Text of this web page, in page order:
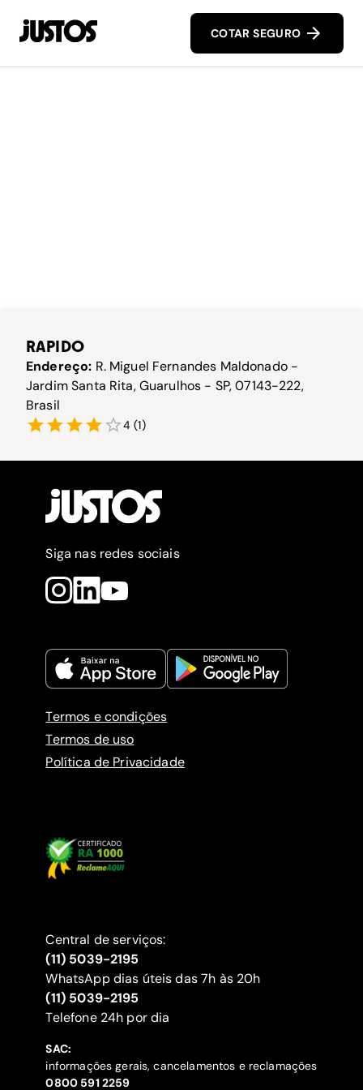
COTAR SEGURO
RAPIDO
Endereço: R. Miguel Fernandes Maldonado -
Jardim Santa Rita, Guarulhos - SP, 07143-222,
Brasil
4 (1)
Siga nas redes sociais
Termos e condições
Termos de uso
Política de Privacidade
Central de serviços:
(11) 5039-2195
WhatsApp dias úteis das 7h às 20h
(11) 5039-2195
‍Telefone 24h por dia
SAC:
informações gerais, cancelamentos e reclamações
‍0800 591 2259